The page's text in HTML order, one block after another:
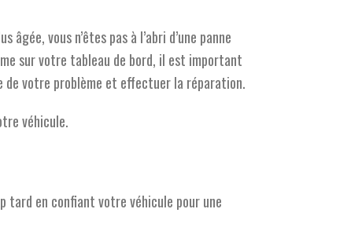
vous n’êtes pas à l’abri d’une panne
sur votre tableau de bord, il est important
de votre problème et effectuer la réparation.
véhicule.
tard en confiant votre véhicule pour une